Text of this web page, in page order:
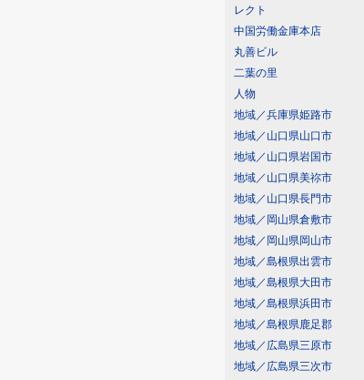
レクト
中国労働金庫本店
丸善ビル
二葉の里
人物
地域／兵庫県姫路市
地域／山口県山口市
地域／山口県岩国市
地域／山口県美祢市
地域／山口県長門市
地域／岡山県倉敷市
地域／岡山県岡山市
地域／島根県出雲市
地域／島根県大田市
地域／島根県浜田市
地域／島根県鹿足郡
地域／広島県三原市
地域／広島県三次市